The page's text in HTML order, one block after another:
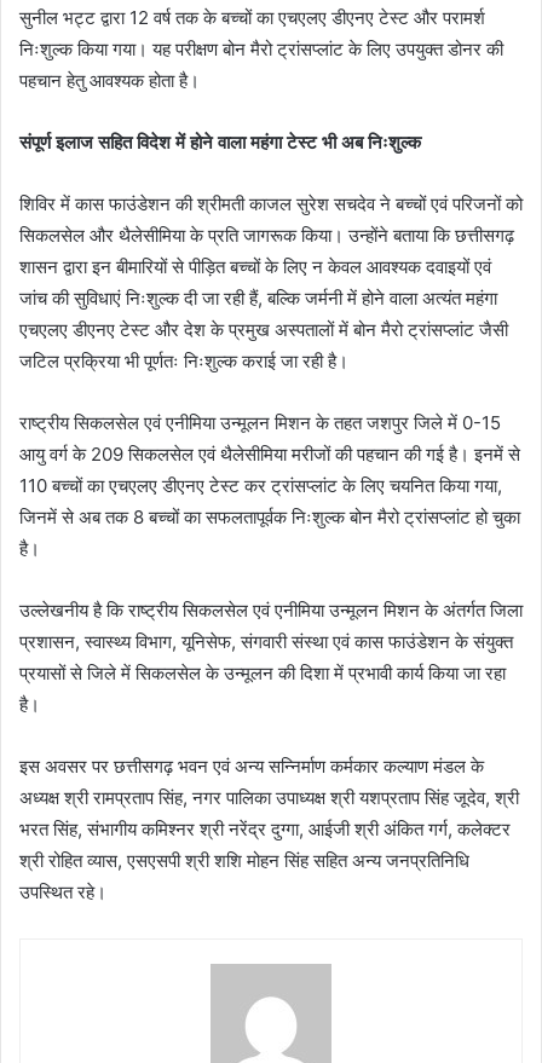
सुनील भट्ट द्वारा 12 वर्ष तक के बच्चों का एचएलए डीएनए टेस्ट और परामर्श
निःशुल्क किया गया। यह परीक्षण बोन मैरो ट्रांसप्लांट के लिए उपयुक्त डोनर की
पहचान हेतु आवश्यक होता है।
संपूर्ण इलाज सहित विदेश में होने वाला महंगा टेस्ट भी अब निःशुल्क
शिविर में कास फाउंडेशन की श्रीमती काजल सुरेश सचदेव ने बच्चों एवं परिजनों को
सिकलसेल और थैलेसीमिया के प्रति जागरूक किया। उन्होंने बताया कि छत्तीसगढ़
शासन द्वारा इन बीमारियों से पीड़ित बच्चों के लिए न केवल आवश्यक दवाइयों एवं
जांच की सुविधाएं निःशुल्क दी जा रही हैं, बल्कि जर्मनी में होने वाला अत्यंत महंगा
एचएलए डीएनए टेस्ट और देश के प्रमुख अस्पतालों में बोन मैरो ट्रांसप्लांट जैसी
जटिल प्रक्रिया भी पूर्णतः निःशुल्क कराई जा रही है।
राष्ट्रीय सिकलसेल एवं एनीमिया उन्मूलन मिशन के तहत जशपुर जिले में 0-15
आयु वर्ग के 209 सिकलसेल एवं थैलेसीमिया मरीजों की पहचान की गई है। इनमें से
110 बच्चों का एचएलए डीएनए टेस्ट कर ट्रांसप्लांट के लिए चयनित किया गया,
जिनमें से अब तक 8 बच्चों का सफलतापूर्वक निःशुल्क बोन मैरो ट्रांसप्लांट हो चुका
है।
उल्लेखनीय है कि राष्ट्रीय सिकलसेल एवं एनीमिया उन्मूलन मिशन के अंतर्गत जिला
प्रशासन, स्वास्थ्य विभाग, यूनिसेफ, संगवारी संस्था एवं कास फाउंडेशन के संयुक्त
प्रयासों से जिले में सिकलसेल के उन्मूलन की दिशा में प्रभावी कार्य किया जा रहा
है।
इस अवसर पर छत्तीसगढ़ भवन एवं अन्य सन्निर्माण कर्मकार कल्याण मंडल के
अध्यक्ष श्री रामप्रताप सिंह, नगर पालिका उपाध्यक्ष श्री यशप्रताप सिंह जूदेव, श्री
भरत सिंह, संभागीय कमिश्नर श्री नरेंद्र दुग्गा, आईजी श्री अंकित गर्ग, कलेक्टर
श्री रोहित व्यास, एसएसपी श्री शशि मोहन सिंह सहित अन्य जनप्रतिनिधि
उपस्थित रहे।